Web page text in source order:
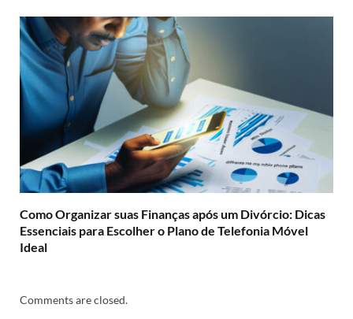
Como Organizar suas Finanças após um Divórcio: Dicas
Essenciais para Escolher o Plano de Telefonia Móvel
Ideal
Comments are closed.